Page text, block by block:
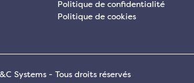
Politique de confidentialité
Politique de cookies
Systems - Tous droits réservés